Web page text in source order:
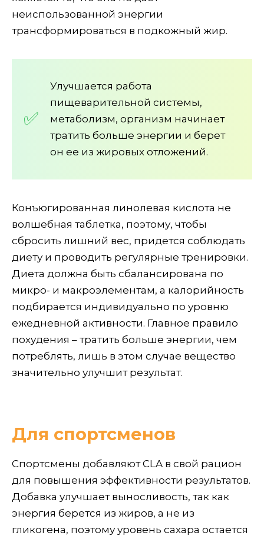
неиспользованной энергии
трансформироваться в подкожный жир.
Улучшается работа
пищеварительной системы,
метаболизм, организм начинает
тратить больше энергии и берет
он ее из жировых отложений.
Конъюгированная линолевая кислота не
волшебная таблетка, поэтому, чтобы
сбросить лишний вес, придется соблюдать
диету и проводить регулярные тренировки.
Диета должна быть сбалансирована по
микро- и макроэлементам, а калорийность
подбирается индивидуально по уровню
ежедневной активности. Главное правило
похудения – тратить больше энергии, чем
потреблять, лишь в этом случае вещество
значительно улучшит результат.
Для спортсменов
Спортсмены добавляют CLA в свой рацион
для повышения эффективности результатов.
Добавка улучшает выносливость, так как
энергия берется из жиров, а не из
гликогена, поэтому уровень сахара остается